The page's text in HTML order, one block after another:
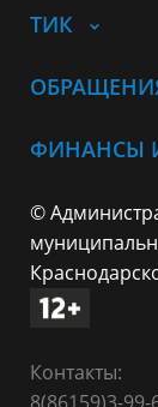
ТИК
ФИНАНСЫ
©
Контакты: